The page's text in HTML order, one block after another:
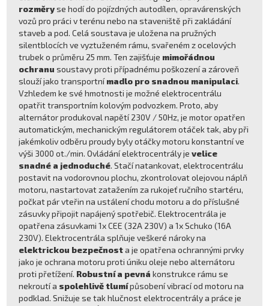
rozměryse hodí do pojízdných autodílen, opravárenských
vozů pro práci v terénu nebo na staveniště při zakládání
staveb a pod. Celá soustava je uložena na pružných
silentblocích ve vyztuženém rámu, svařeném z ocelových
trubek o průměru 25 mm. Ten zajišťuje mimořádnou
ochranu soustavy proti případnému poškození a zároveň
slouží jako transportnímadlo pro snadnou manipulaci.
Vzhledem ke své hmotnosti je možné elektrocentrálu
opatřit transportním kolovým podvozkem. Proto, aby
alternátor produkoval napětí 230V / 50Hz, je motor opatřen
automatickým, mechanickým regulátorem otáček tak, aby při
jakémkoliv odběru proudy byly otáčky motoru konstantní ve
výši 3000 ot./min. Ovládání elektrocentrály jevelice
snadné a jednoduché. Stačí natankovat, elektrocentrálu
postavit na vodorovnou plochu, zkontrolovat olejovou náplň
motoru, nastartovat zatažením za rukojeť ručního startéru,
počkat pár vteřin na ustálení chodu motoru a do příslušné
zásuvky připojit napájený spotřebič. Elektrocentrála je
opatřena zásuvkami 1x CEE (32A 230V) a 1x Schuko (16A
230V). Elektrocentrála splňuje veškeré nároky na
elektrickou bezpečnosta je opatřena ochrannými prvky
jako je ochrana motoru proti úniku oleje nebo alternátoru
proti přetížení. Robustní a pevná konstrukce rámu se
nekroutí a spolehlivě tlumípůsobení vibrací od motoru na
podklad. Snižuje se tak hlučnost elektrocentrály a práce je